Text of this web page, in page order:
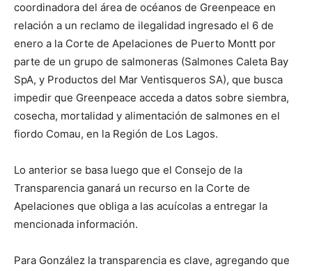
coordinadora del área de océanos de Greenpeace en
relación a un reclamo de ilegalidad ingresado el 6 de
enero a la Corte de Apelaciones de Puerto Montt por
parte de un grupo de salmoneras (Salmones Caleta Bay
SpA, y Productos del Mar Ventisqueros SA), que busca
impedir que Greenpeace acceda a datos sobre siembra,
cosecha, mortalidad y alimentación de salmones en el
fiordo Comau, en la Región de Los Lagos.
Lo anterior se basa luego que el Consejo de la
Transparencia ganará un recurso en la Corte de
Apelaciones que obliga a las acuícolas a entregar la
mencionada información.
Para González la transparencia es clave, agregando que